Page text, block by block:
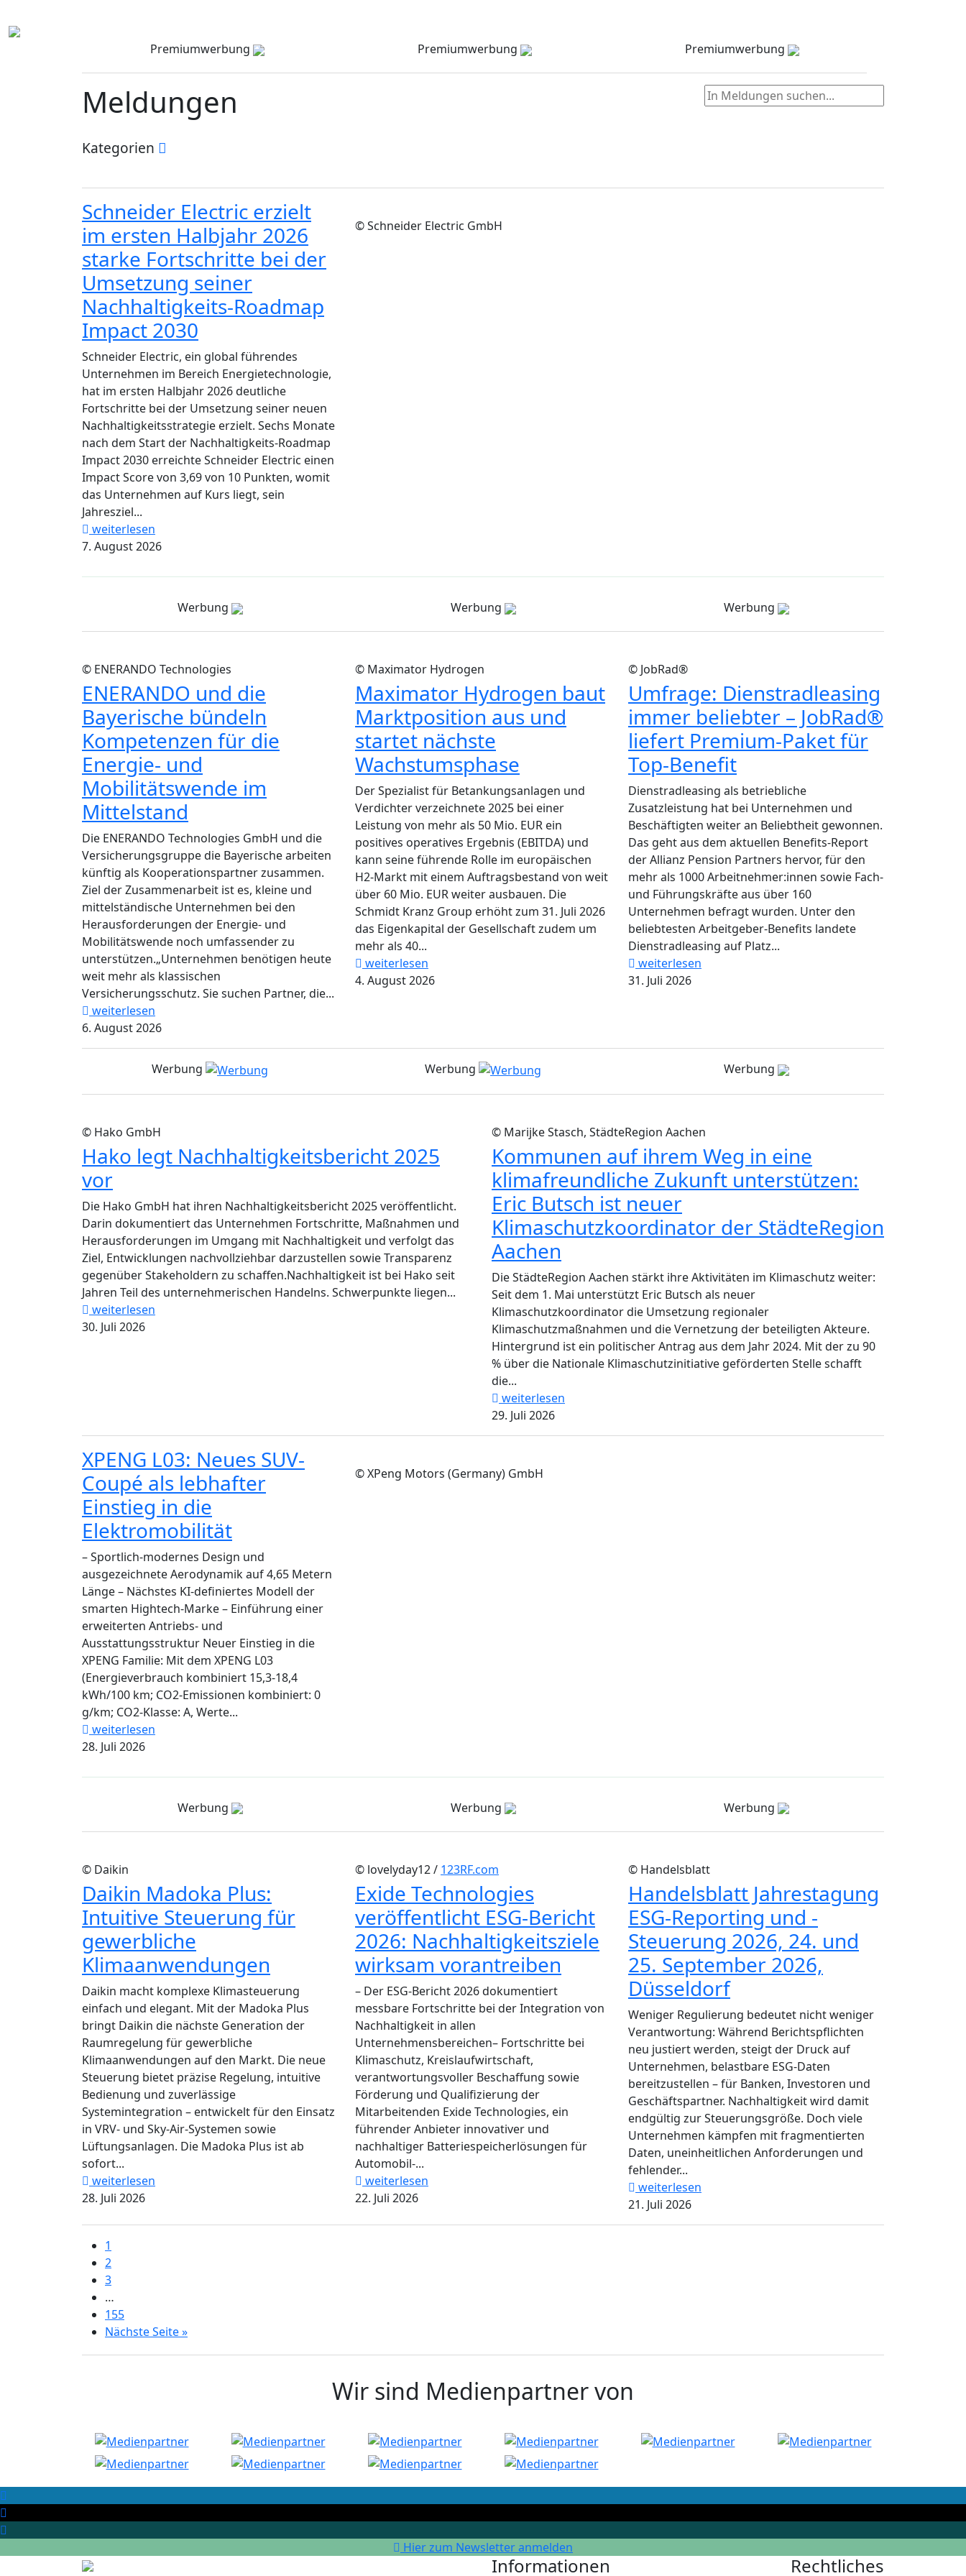
Premiumwerbung
Premiumwerbung Premiumwerbung
Meldungen
Kategorien
© Schneider Electric GmbH
Schneider Electric erzielt
im ersten Halbjahr 2026
starke Fortschritte bei der
Umsetzung seiner
Nachhaltigkeits-Roadmap
Impact 2030
Schneider Electric, ein global führendes
Unternehmen im Bereich Energietechnologie,
hat im ersten Halbjahr 2026 deutliche
Fortschritte bei der Umsetzung seiner neuen
Nachhaltigkeitsstrategie erzielt. Sechs Monate
nach dem Start der Nachhaltigkeits-Roadmap
Impact 2030 erreichte Schneider Electric einen
Impact Score von 3,69 von 10 Punkten, womit
das Unternehmen auf Kurs liegt, sein
Jahresziel...
weiterlesen
7. August 2026
Werbung Werbung Werbung
© ENERANDO Technologies
ENERANDO und die
Bayerische bündeln
Kompetenzen für die
Energie- und
Mobilitätswende im
Mittelstand
Die ENERANDO Technologies GmbH und die
Versicherungsgruppe die Bayerische arbeiten
künftig als Kooperationspartner zusammen.
Ziel der Zusammenarbeit ist es, kleine und
mittelständische Unternehmen bei den
Herausforderungen der Energie- und
Mobilitätswende noch umfassender zu
unterstützen.„Unternehmen benötigen heute
weit mehr als klassischen
Versicherungsschutz. Sie suchen Partner, die...
weiterlesen
6. August 2026
© Maximator Hydrogen
Maximator Hydrogen baut
Marktposition aus und
startet nächste
Wachstumsphase
Der Spezialist für Betankungsanlagen und
Verdichter verzeichnete 2025 bei einer
Leistung von mehr als 50 Mio. EUR ein
positives operatives Ergebnis (EBITDA) und
kann seine führende Rolle im europäischen
H2-Markt mit einem Auftragsbestand von weit
über 60 Mio. EUR weiter ausbauen. Die
Schmidt Kranz Group erhöht zum 31. Juli 2026
das Eigenkapital der Gesellschaft zudem um
mehr als 40...
weiterlesen
4. August 2026
© JobRad®
Umfrage: Dienstradleasing
immer beliebter – JobRad®
liefert Premium-Paket für
Top-Benefit
Dienstradleasing als betriebliche
Zusatzleistung hat bei Unternehmen und
Beschäftigten weiter an Beliebtheit gewonnen.
Das geht aus dem aktuellen Benefits-Report
der Allianz Pension Partners hervor, für den
mehr als 1000 Arbeitnehmer:innen sowie Fach-
und Führungskräfte aus über 160
Unternehmen befragt wurden. Unter den
beliebtesten Arbeitgeber-Benefits landete
Dienstradleasing auf Platz...
weiterlesen
31. Juli 2026
Werbung Werbung Werbung
© Hako GmbH
Hako legt Nachhaltigkeitsbericht 2025
vor
Die Hako GmbH hat ihren Nachhaltigkeitsbericht 2025 veröffentlicht.
Darin dokumentiert das Unternehmen Fortschritte, Maßnahmen und
Herausforderungen im Umgang mit Nachhaltigkeit und verfolgt das
Ziel, Entwicklungen nachvollziehbar darzustellen sowie Transparenz
gegenüber Stakeholdern zu schaffen.Nachhaltigkeit ist bei Hako seit
Jahren Teil des unternehmerischen Handelns. Schwerpunkte liegen...
weiterlesen
30. Juli 2026
© Marijke Stasch, StädteRegion Aachen
Kommunen auf ihrem Weg in eine
klimafreundliche Zukunft unterstützen:
Eric Butsch ist neuer
Klimaschutzkoordinator der StädteRegion
Aachen
Die StädteRegion Aachen stärkt ihre Aktivitäten im Klimaschutz weiter:
Seit dem 1. Mai unterstützt Eric Butsch als neuer
Klimaschutzkoordinator die Umsetzung regionaler
Klimaschutzmaßnahmen und die Vernetzung der beteiligten Akteure.
Hintergrund ist ein politischer Antrag aus dem Jahr 2024. Mit der zu 90
% über die Nationale Klimaschutzinitiative geförderten Stelle schafft
die...
weiterlesen
29. Juli 2026
© XPeng Motors (Germany) GmbH
XPENG L03: Neues SUV-
Coupé als lebhafter
Einstieg in die
Elektromobilität
– Sportlich-modernes Design und
ausgezeichnete Aerodynamik auf 4,65 Metern
Länge – Nächstes KI-definiertes Modell der
smarten Hightech-Marke – Einführung einer
erweiterten Antriebs- und
Ausstattungsstruktur Neuer Einstieg in die
XPENG Familie: Mit dem XPENG L03
(Energieverbrauch kombiniert 15,3-18,4
kWh/100 km; CO2-Emissionen kombiniert: 0
g/km; CO2-Klasse: A, Werte...
weiterlesen
28. Juli 2026
Werbung Werbung Werbung
© Daikin
Daikin Madoka Plus:
Intuitive Steuerung für
gewerbliche
Klimaanwendungen
Daikin macht komplexe Klimasteuerung
einfach und elegant. Mit der Madoka Plus
bringt Daikin die nächste Generation der
Raumregelung für gewerbliche
Klimaanwendungen auf den Markt. Die neue
Steuerung bietet präzise Regelung, intuitive
Bedienung und zuverlässige
Systemintegration – entwickelt für den Einsatz
in VRV- und Sky-Air-Systemen sowie
Lüftungsanlagen. Die Madoka Plus ist ab
sofort...
weiterlesen
28. Juli 2026
© lovelyday12 / 123RF.com
Exide Technologies
veröffentlicht ESG-Bericht
2026: Nachhaltigkeitsziele
wirksam vorantreiben
– Der ESG-Bericht 2026 dokumentiert
messbare Fortschritte bei der Integration von
Nachhaltigkeit in allen
Unternehmensbereichen– Fortschritte bei
Klimaschutz, Kreislaufwirtschaft,
verantwortungsvoller Beschaffung sowie
Förderung und Qualifizierung der
Mitarbeitenden Exide Technologies, ein
führender Anbieter innovativer und
nachhaltiger Batteriespeicherlösungen für
Automobil-...
weiterlesen
22. Juli 2026
© Handelsblatt
Handelsblatt Jahrestagung
ESG-Reporting und -
Steuerung 2026, 24. und
25. September 2026,
Düsseldorf
Weniger Regulierung bedeutet nicht weniger
Verantwortung: Während Berichtspflichten
neu justiert werden, steigt der Druck auf
Unternehmen, belastbare ESG-Daten
bereitzustellen – für Banken, Investoren und
Geschäftspartner. Nachhaltigkeit wird damit
endgültig zur Steuerungsgröße. Doch viele
Unternehmen kämpfen mit fragmentierten
Daten, uneinheitlichen Anforderungen und
fehlender...
weiterlesen
21. Juli 2026
1
2
3
…
155
Nächste Seite »
Wir sind Medienpartner von
Hier zum Newsletter anmelden
Informationen Rechtliches